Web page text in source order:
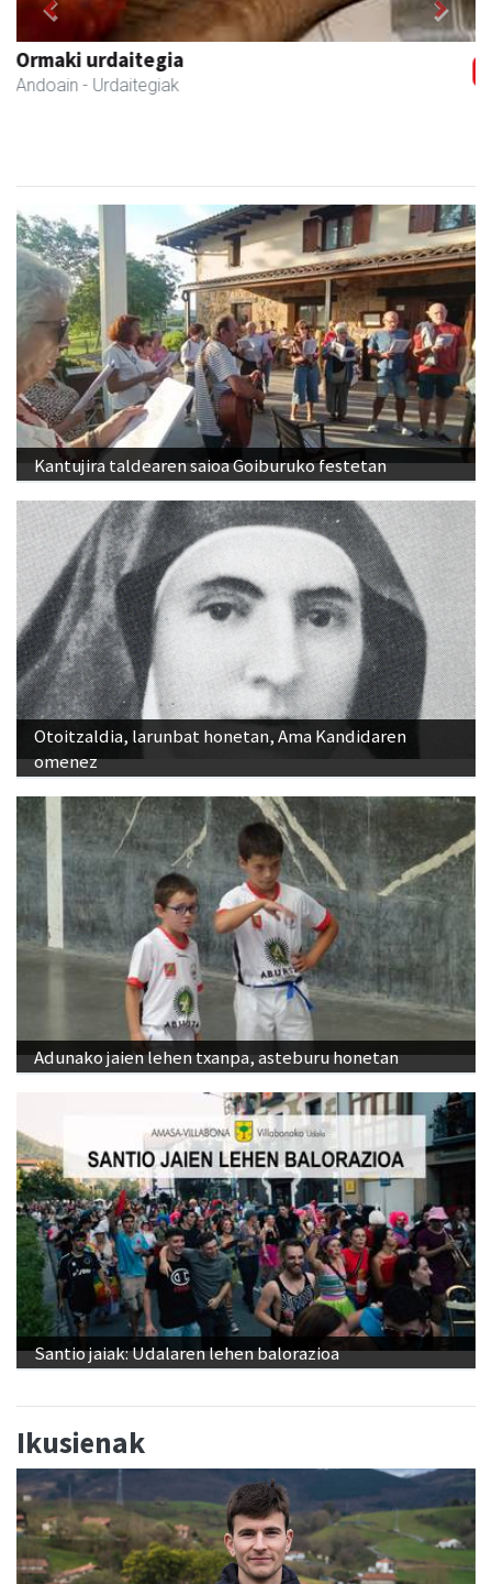
Mendi autoeskola
Andoain - Autoeskolak
Previous Next
Kantujira taldearen saioa Goiburuko festetan
Otoitzaldia, larunbat honetan, Ama Kandidaren
omenez
Adunako jaien lehen txanpa, asteburu honetan
Santio jaiak: Udalaren lehen balorazioa
Ikusienak